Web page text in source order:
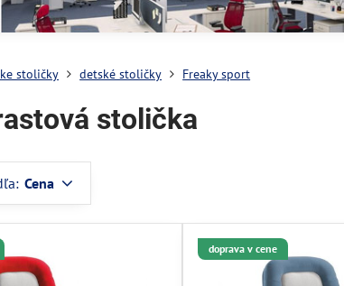
stoličky detské stoličky Freaky sport
stolička
Cena
doprava v cene